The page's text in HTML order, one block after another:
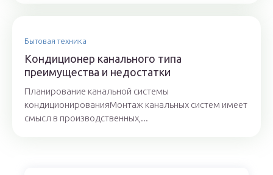
Бытовая техника
Кондиционер канального типа
преимущества и недостатки
Планирование канальной системы
кондиционированияМонтаж канальных систем имеет
смысл в производственных,...